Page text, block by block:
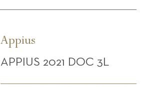
Appius
APPIUS 2021 DOC 3L